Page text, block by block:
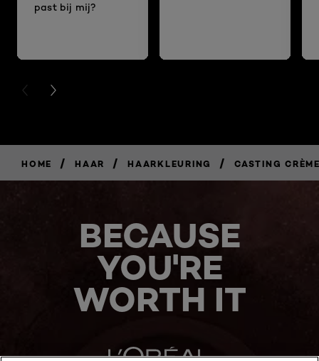
past bij mij?
PREVIOUS CARD
NEXT CARD
HOME / HAAR / HAARKLEURING / CASTING
BECAUSE
YOU'RE
WORTH IT